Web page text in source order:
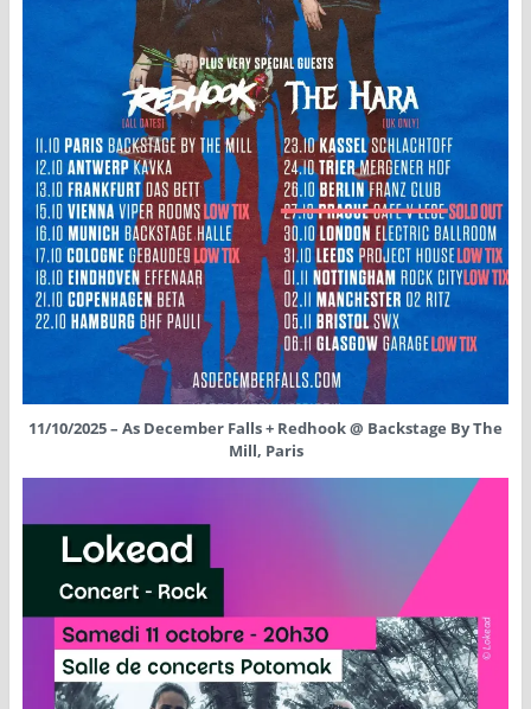
11/10/2025 – As December Falls + Redhook @ Backstage By The
Mill, Paris